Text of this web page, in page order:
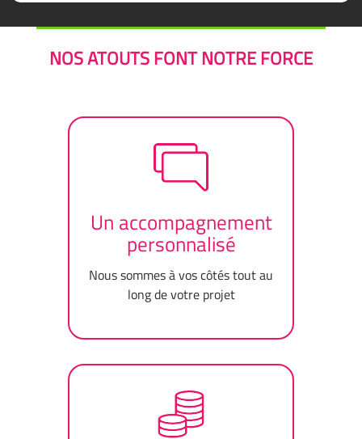
NOS ATOUTS FONT NOTRE FORCE
Un accompagnement
personnalisé
Nous sommes à vos côtés tout au
long de votre projet